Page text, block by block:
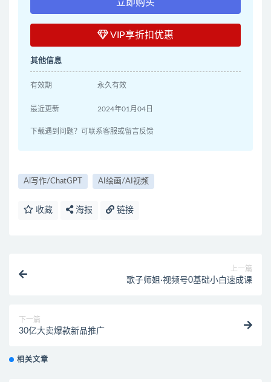
立即购买
VIP享折扣优惠
其他信息
有效期 永久有效
最近更新 2024年01月04日
下载遇到问题？可联系客服或留言反馈
Ai写作/ChatGPT AI绘画/AI视频
收藏 海报 链接
上一篇
歌子师姐·视频号0基础小白速成课
下一篇
30亿大卖爆款新品推广
相关文章